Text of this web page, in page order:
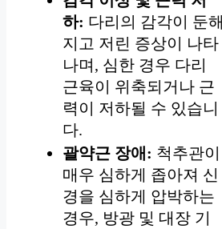
하: 다리의 감각이 둔해
지고 저린 증상이 나타
나며, 심한 경우 다리
근육이 위축되거나 근
력이 저하될 수 있습니
다.
괄약근 장애: 척추관이
매우 심하게 좁아져 신
경을 심하게 압박하는
경우, 방광 및 대장 기